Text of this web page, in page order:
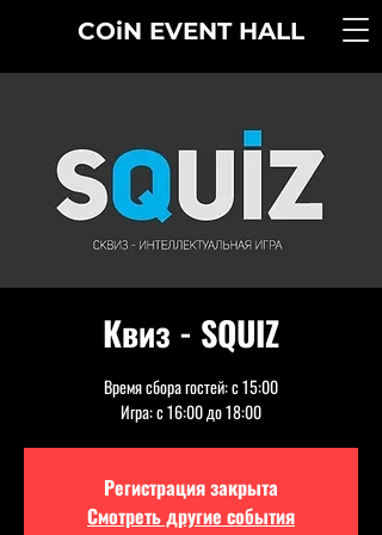
COiN EVENT HALL
Квиз - SQUIZ
Время сбора гостей: с 15:00
Игра: с 16:00 до 18:00
Регистрация закрыта
Смотреть другие события